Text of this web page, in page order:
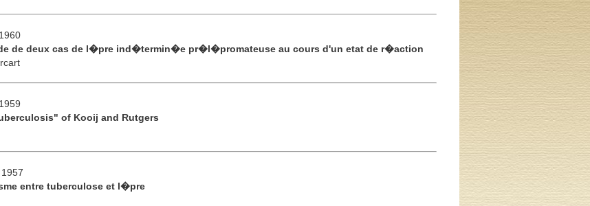
de deux cas de l�pre ind�termin�e pr�l�promateuse au cours d'un etat de r�action
of Kooij and Rutgers
entre tuberculose et l�pre